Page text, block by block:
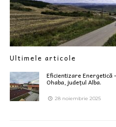
Ultimele articole
Eficientizare Energetică
Ohaba, județul Alba.
28 noiembrie 2025